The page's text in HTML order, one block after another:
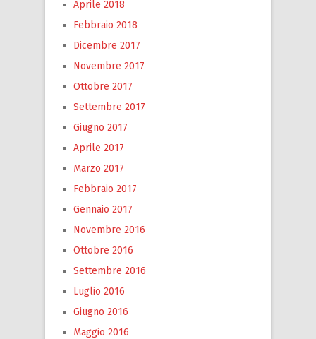
Aprile 2018
Febbraio 2018
Dicembre 2017
Novembre 2017
Ottobre 2017
Settembre 2017
Giugno 2017
Aprile 2017
Marzo 2017
Febbraio 2017
Gennaio 2017
Novembre 2016
Ottobre 2016
Settembre 2016
Luglio 2016
Giugno 2016
Maggio 2016